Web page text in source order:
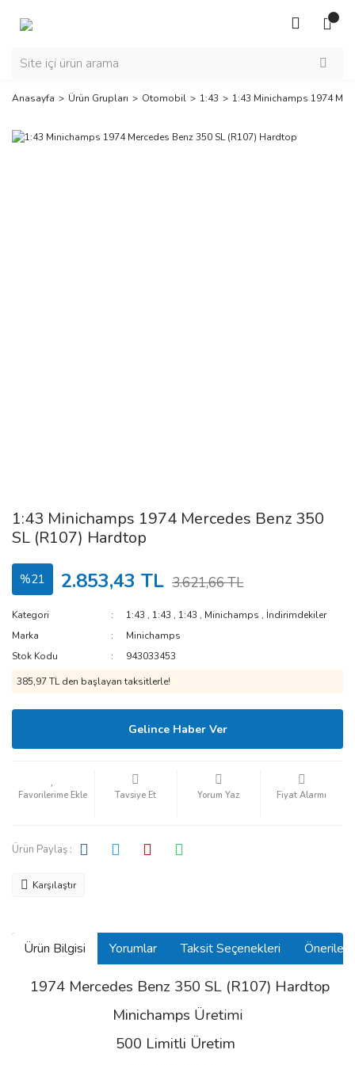
Anasayfa Ürün Grupları Otomobil 1:43 1:43 Minichamps 1974
1:43 Minichamps 1974 Mercedes Benz 350
SL (R107) Hardtop
%21 2.853,43 TL 3.621,66 TL
Kategori 1:43 , 1:43 , 1:43 , Minichamps , İndirimdekiler
Marka
Minichamps
Stok Kodu
943033453
385,97 TL den başlayan taksitlerle!
Gelince Haber Ver
Tavsiye Et Yorum Yaz Fiyat Alarmı
Ürün Paylaş :
Karşılaştır
Ürün Bilgisi Yorumlar Taksit Seçenekleri
1974 Mercedes Benz 350 SL (R107) Hardtop
Minichamps Üretimi
500 Limitli Üretim